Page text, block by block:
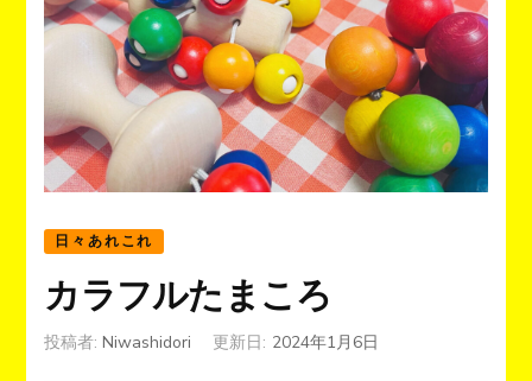
日々あれこれ
カラフルたまころ
投稿者:Niwashidori 更新日: 2024年1月6日